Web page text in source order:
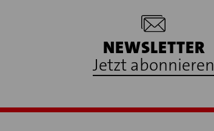
NEWSLETTER
Jetzt abonnieren